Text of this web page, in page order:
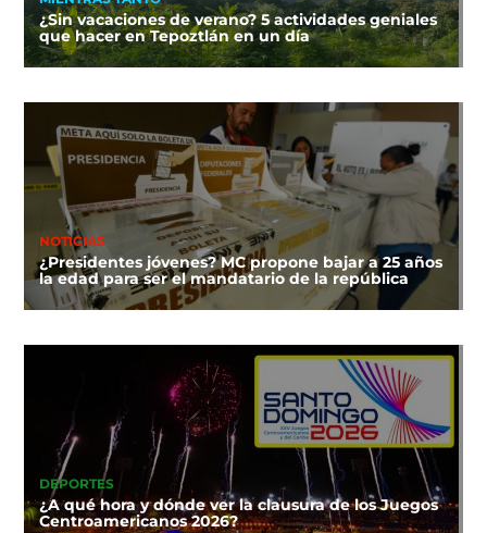
¿Sin vacaciones de verano? 5 actividades geniales
que hacer en Tepoztlán en un día
NOTICIAS
¿Presidentes jóvenes? MC propone bajar a 25 años
la edad para ser el mandatario de la república
DEPORTES
¿A qué hora y dónde ver la clausura de los Juegos
Centroamericanos 2026?